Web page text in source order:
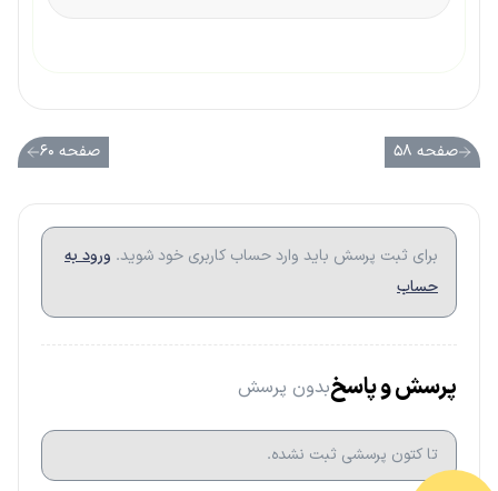
صفحه ۵۸ صفحه ۶۰
برای ثبت پرسش باید وارد حساب کاربری خود شوید. ورود به
حساب
پرسش و پاسخبدون پرسش
تا کتون پرسشی ثبت نشده.